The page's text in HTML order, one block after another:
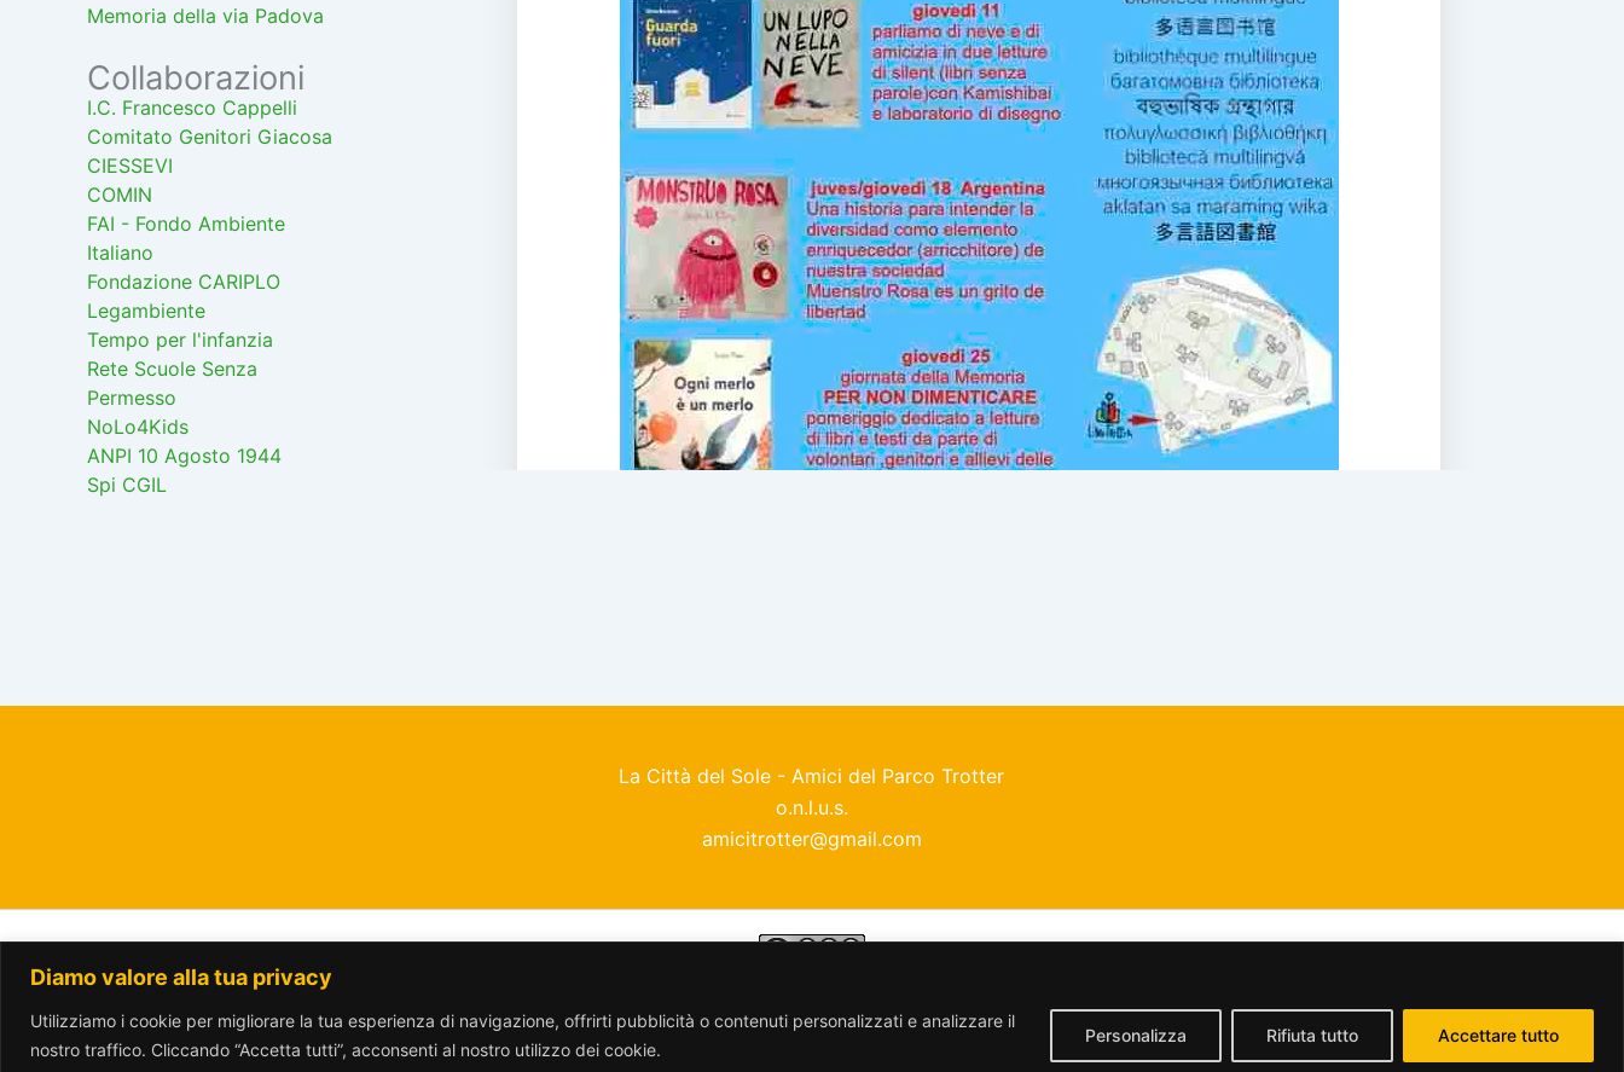
Diamo valore alla tua privacy
Utilizziamo i cookie per migliorare la tua esperienza di navigazione, offrirti pubblicità o contenuti personalizzati e analizzare il
nostro traffico. Cliccando “Accetta tutti”, acconsenti al nostro utilizzo dei cookie.
Personalizza Rifiuta tutto Accettare tutto
Memoria della via Padova
Collaborazioni
I.C. Francesco Cappelli
Comitato Genitori Giacosa
CIESSEVI
COMIN
FAI - Fondo Ambiente
Italiano
Fondazione CARIPLO
Legambiente
Tempo per l'infanzia
Rete Scuole Senza
Permesso
NoLo4Kids
ANPI 10 Agosto 1944
Spi CGIL
La Città del Sole - Amici del Parco Trotter
o.n.l.u.s.
amicitrotter@gmail.com
www.parcotrotter.org è rilasciata sotto licenzaCreative Commons Attribuzione - Non commerciale - Condividi allo stesso modo 2.5 Italia License.